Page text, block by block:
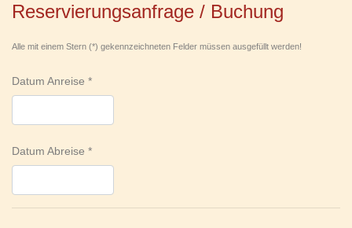
Reservierungsanfrage / Buchung
Alle mit einem Stern (*) gekennzeichneten Felder müssen ausgefüllt werden!
Datum Anreise
Datum Abreise